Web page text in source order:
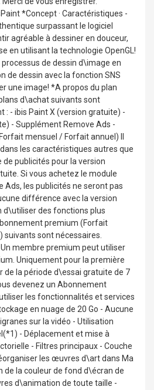
*Concept · Caractéristiques -
surpassant le logiciel
agréable à dessiner en douceur,
en utilisant la technologie OpenGL!
de dessin d\image en
de dessin avec la fonction SNS
une image! *A propos du plan
d\achat suivants sont
: - ibis Paint X (version gratuite) -
- Supplément Remove Ads -
mensuel / Forfait annuel) Il
les caractéristiques autres que
de publicités pour la version
Si vous achetez le module
les publicités ne seront pas
différence avec la version
d\utiliser des fonctions plus
premium (Forfait
sont nécessaires.
membre premium peut utiliser
Uniquement pour la première
de la période d\essai gratuite de 7
devenez un Abonnement
les fonctionnalités et services
en nuage de 20 Go - Aucune
sur la vidéo - Utilisation
- Déplacement et mise à
- Filtres principaux - Couche
les œuvres d\art dans Ma
de la couleur de fond d\écran de
d\animation de toute taille -